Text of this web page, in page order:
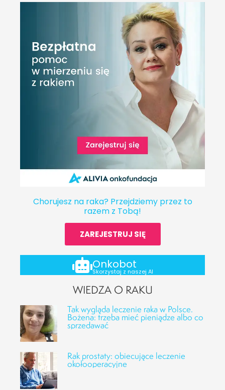
Chorujesz na raka? Przejdziemy przez to
razem z Tobą!
ZAREJESTRUJ SIĘ
Onkobot
Skorzystaj z naszej AI
WIEDZA O RAKU
Tak wygląda leczenie raka w Polsce.
Bożena: trzeba mieć pieniądze albo co
sprzedawać
Rak prostaty: obiecujące leczenie
okołooperacyjne